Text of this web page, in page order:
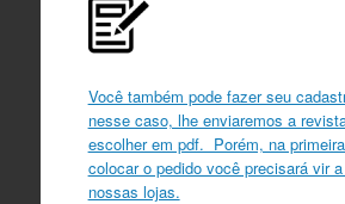
Você também pode fazer seu
nesse caso, lhe enviaremos a
escolher em pdf. Porém, na
colocar o pedido você precisará vir
nossas lojas.